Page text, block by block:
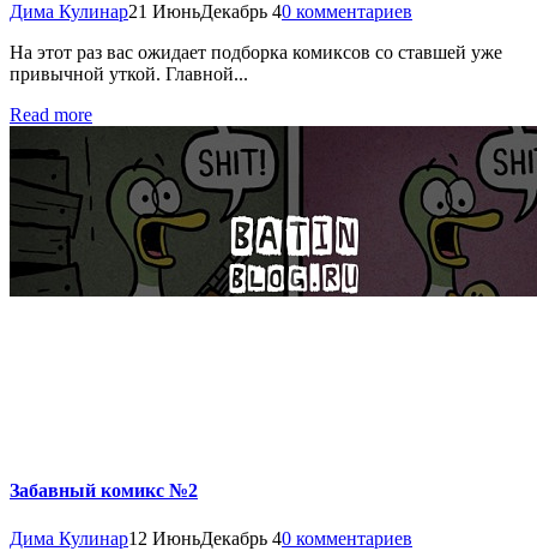
Дима Кулинар21 ИюньДекабрь 40 комментариев
На этот раз вас ожидает подборка комиксов со ставшей уже
привычной уткой. Главной...
Read more
Забавный комикс №2
Дима Кулинар12 ИюньДекабрь 40 комментариев